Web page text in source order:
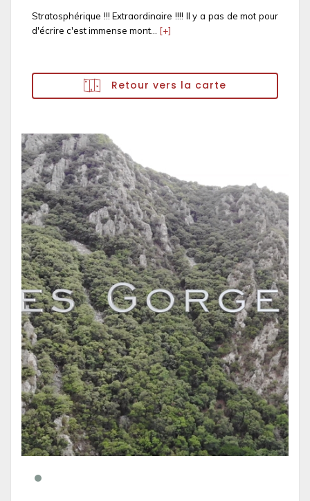
Stratosphérique !!! Extraordinaire !!!! Il y a pas de mot pour
d'écrire c'est immense mont... [+]
Retour vers la carte